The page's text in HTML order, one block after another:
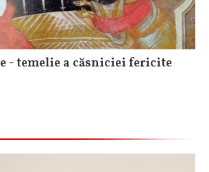
- temelie a căsniciei fericite